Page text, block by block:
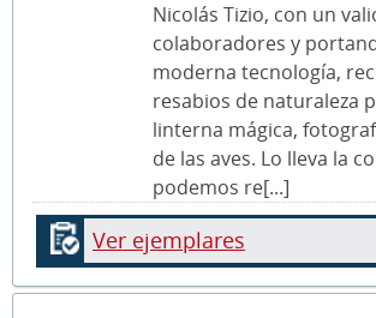
Nicolás Tizio, con un
colaboradores y
moderna tecnología,
resabios de naturaleza
linterna mágica,
de las aves. Lo lleva la
podemos re[...]
Ver ejemplares